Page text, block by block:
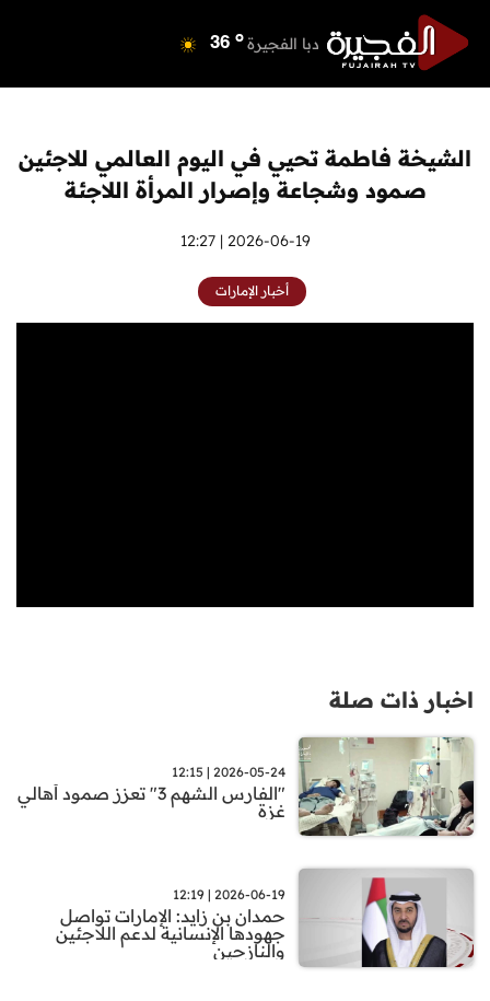
دبا الفجيرة 36 o
أم القيوين 40 o
راس الخيمة 39 o
الفجيرة 35 o
الشيخة فاطمة تحيي في اليوم العالمي للاجئين
صمود وشجاعة وإصرار المرأة اللاجئة
2026-06-19 | 12:27
أخبار الإمارات
اخبار ذات صلة
2026-05-24 | 12:15
"الفارس الشهم 3" تعزز صمود أهالي
غزة
2026-06-19 | 12:19
حمدان بن زايد: الإمارات تواصل
جهودها الإنسانية لدعم اللاجئين
والنازحين